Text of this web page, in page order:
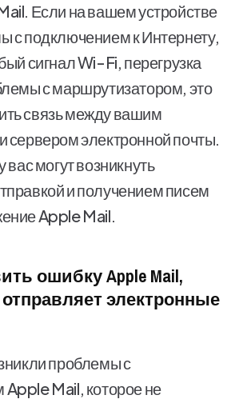
Если на вашем устройстве
с подключением к Интернету,
сигнал Wi-Fi, перегрузка
с маршрутизатором, это
связь между вашим
сервером электронной почты.
вас могут возникнуть
и получением писем
Apple Mail.
ошибку Apple Mail,
отправляет электронные
проблемы с
Mail, которое не